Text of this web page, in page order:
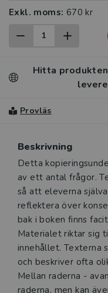
Exkl. moms: 670 kr
Hitta
Provläs
Beskrivning
Beskrivning
Detta
av ett antal frågor.
så att eleverna
reflektera över
bak i boken finns
Materialet riktar sig
innehållet. Texterna
och beskriver ofta
Mellan raderna -
raderna, men kan